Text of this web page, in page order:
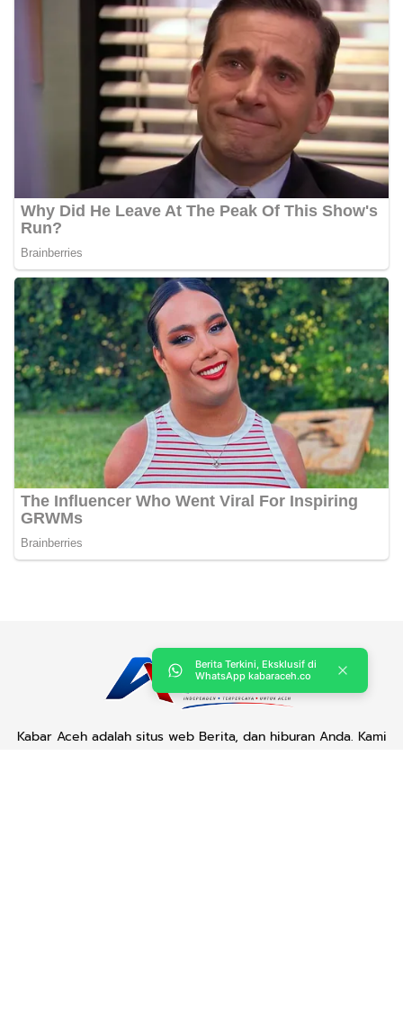
Kabar Aceh adalah situs web Berita, dan hiburan Anda. Kami
Berita Terkini, Eksklusif di
WhatsApp kabaraceh.co